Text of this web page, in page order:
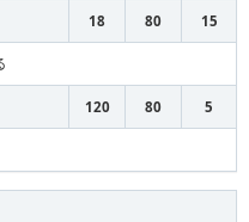
18 80 15
120 80 5